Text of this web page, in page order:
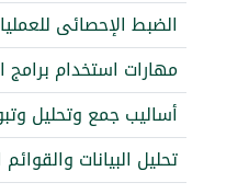
الضبط الإحصائى
مهارات استخدام برامج
أساليب جمع وتحليل
تحليل البيانات